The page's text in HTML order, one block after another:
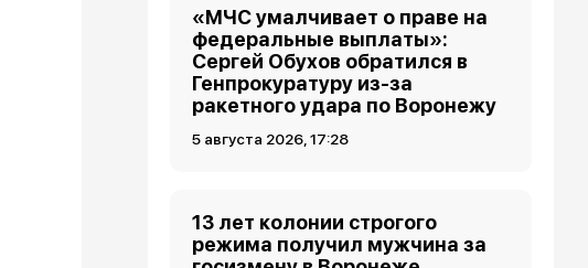
«МЧС умалчивает о праве на
федеральные выплаты»:
Сергей Обухов обратился в
Генпрокуратуру из-за
ракетного удара по Воронежу
5 августа 2026, 17:28
13 лет колонии строгого
режима получил мужчина за